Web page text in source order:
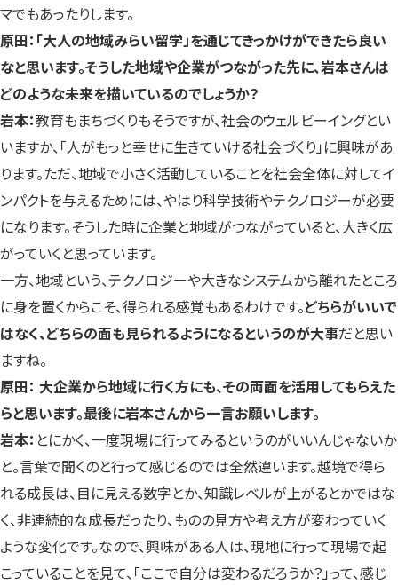
マでもあったりします。
原田：「大人の地域みらい留学」を通じてきっかけができたら良い
なと思います。そうした地域や企業がつながった先に、岩本さんは
どのような未来を描いているのでしょうか？
岩本：教育もまちづくりもそうですが、社会のウェルビーイングとい
いますか、「人がもっと幸せに生きていける社会づくり」に興味があ
ります。ただ、地域で小さく活動していることを社会全体に対してイ
ンパクトを与えるためには、やはり科学技術やテクノロジーが必要
になります。そうした時に企業と地域がつながっていると、大きく広
がっていくと思っています。
一方、地域という、テクノロジーや大きなシステムから離れたところ
に身を置くからこそ、得られる感覚もあるわけです。どちらがいいで
はなく、どちらの面も見られるようになるというのが大事だと思い
ますね。
原田： 大企業から地域に行く方にも、その両面を活用してもらえた
らと思います。最後に岩本さんから一言お願いします。
岩本： とにかく、一度現場に行ってみるというのがいいんじゃないか
と。言葉で聞くのと行って感じるのでは全然違います。越境で得ら
れる成長は、目に見える数字とか、知識レベルが上がるとかではな
く、非連続的な成長だったり、ものの見方や考え方が変わっていく
ような変化です。なので、興味がある人は、現地に行って現場で起
こっていることを見て、「ここで自分は変わるだろうか？」って、感じ